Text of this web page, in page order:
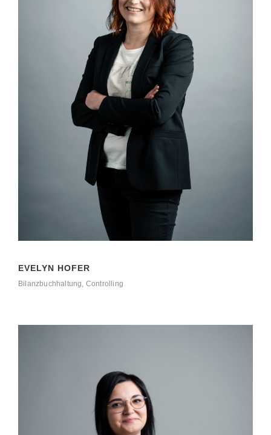
EVELYN HOFER
Bilanzbuchhaltung, Controlling